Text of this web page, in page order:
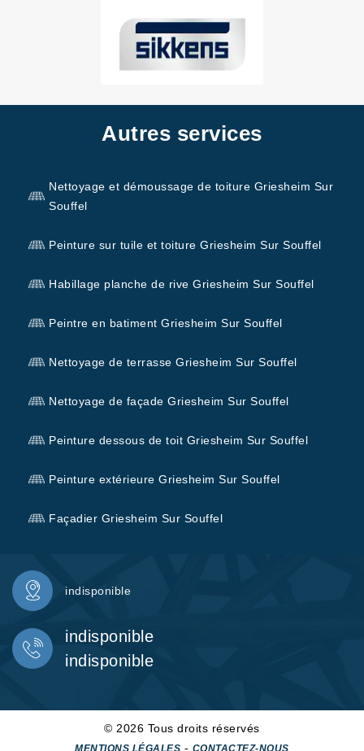
Autres services
Nettoyage et démoussage de toiture Griesheim Sur
Souffel
Peinture sur tuile et toiture Griesheim Sur Souffel
Habillage planche de rive Griesheim Sur Souffel
Peintre en batiment Griesheim Sur Souffel
Nettoyage de terrasse Griesheim Sur Souffel
Nettoyage de façade Griesheim Sur Souffel
Peinture dessous de toit Griesheim Sur Souffel
Peinture extérieure Griesheim Sur Souffel
Façadier Griesheim Sur Souffel
indisponible
indisponible
indisponible
© 2026 Tous droits réservés
MENTIONS LÉGALES - CONTACTEZ-NOUS